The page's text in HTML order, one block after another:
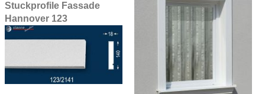
Stuckprofile Fassade
Hannover 123